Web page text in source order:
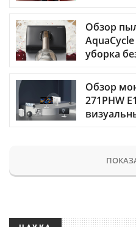
Обзор
уборка
Обзор
271PHW